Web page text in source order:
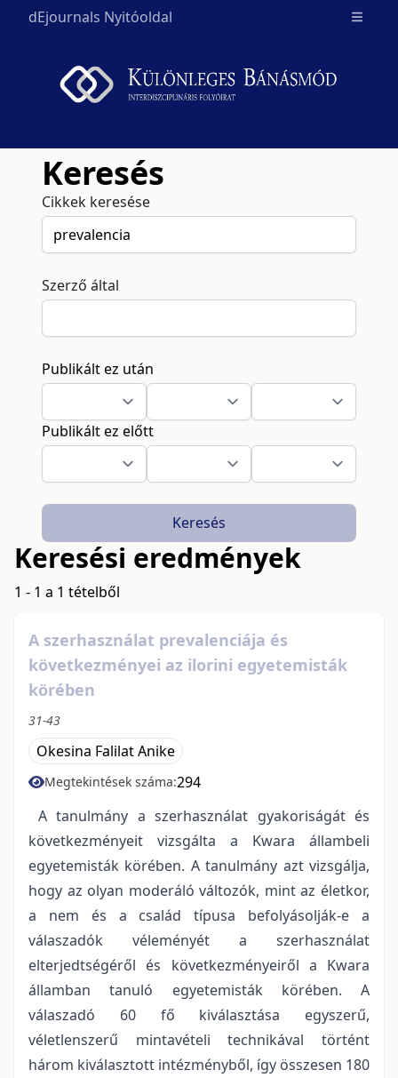
dEjournals Nyitóoldal Open
Keresés
Cikkek keresése
Szerző által
Publikált ez után
Publikált ez előtt
Keresés
Keresési eredmények
1 - 1 a 1 tételből
A szerhasználat prevalenciája és
következményei az ilorini egyetemisták
körében
31-43
Okesina Falilat Anike
Megtekintések száma:294
A tanulmány a szerhasználat gyakoriságát és
következményeit vizsgálta a Kwara állambeli
egyetemisták körében. A tanulmány azt vizsgálja,
hogy az olyan moderáló változók, mint az életkor,
a nem és a család típusa befolyásolják-e a
válaszadók véleményét a szerhasználat
elterjedtségéről és következményeiről a Kwara
államban tanuló egyetemisták körében. A
válaszadó 60 fő kiválasztása egyszerű,
véletlenszerű mintavételi technikával történt
három kiválasztott intézményből, így összesen 180